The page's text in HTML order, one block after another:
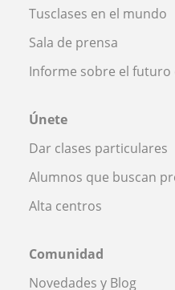
Tusclases en el mundo
Sala de prensa
Informe sobre el futuro
Únete
Dar clases particulares
Alumnos que buscan
Alta centros
Comunidad
Novedades y Blog